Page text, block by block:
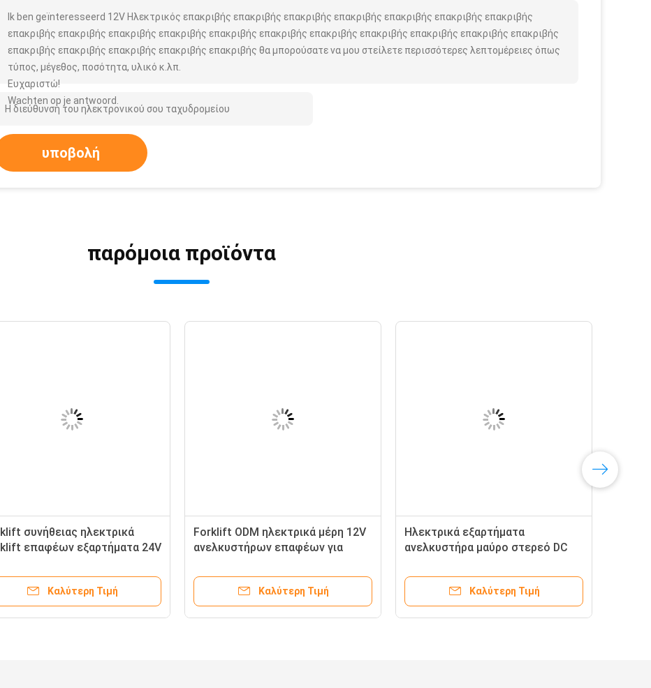
Ik ben geïnteresseerd 12V Ηλεκτρικός επακριβής επακριβής επακριβής επακριβής επακριβής επακριβής επακριβής
επακριβής επακριβής επακριβής επακριβής επακριβής επακριβής επακριβής επακριβής επακριβής επακριβής επακριβής
επακριβής επακριβής επακριβής επακριβής επακριβής θα μπορούσατε να μου στείλετε περισσότερες λεπτομέρειες όπως
τύπος, μέγεθος, ποσότητα, υλικό κ.λπ.
Ευχαριστώ!
Wachten op je antwoord.
υποβολή
παρόμοια προϊόντα
συνήθειας ηλεκτρικά
επαφέων εξαρτήματα 24V
Καλύτερη Τιμή
Forklift ODM ηλεκτρικά μέρη 12V
ανελκυστήρων επαφέων για
Καλύτερη Τιμή
Ηλεκτρικά εξαρτήματα
ανελκυστήρα μαύρο στερεό DC
12V
Καλύτερη Τιμή